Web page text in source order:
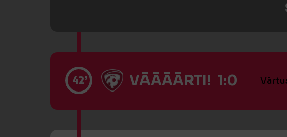
42’ VĀĀĀĀRTI! 1:0